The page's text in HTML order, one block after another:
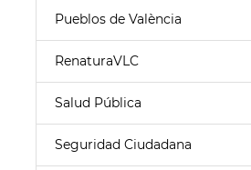
Pueblos de València
RenaturaVLC
Salud Pública
Seguridad Ciudadana